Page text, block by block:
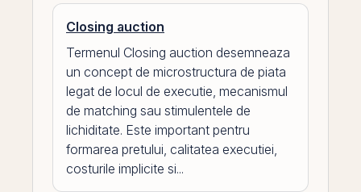
Closing auction
Termenul Closing auction desemneaza
un concept de microstructura de piata
legat de locul de executie, mecanismul
de matching sau stimulentele de
lichiditate. Este important pentru
formarea pretului, calitatea executiei,
costurile implicite si...